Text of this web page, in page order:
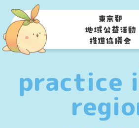
practice